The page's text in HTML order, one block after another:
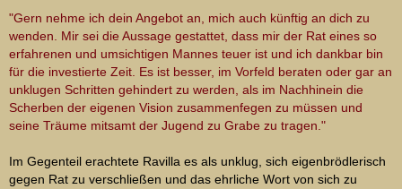
"Gern nehme ich dein Angebot an, mich auch künftig an dich zu
wenden. Mir sei die Aussage gestattet, dass mir der Rat eines so
erfahrenen und umsichtigen Mannes teuer ist und ich dankbar bin
für die investierte Zeit. Es ist besser, im Vorfeld beraten oder gar an
unklugen Schritten gehindert zu werden, als im Nachhinein die
Scherben der eigenen Vision zusammenfegen zu müssen und
seine Träume mitsamt der Jugend zu Grabe zu tragen."
Im Gegenteil erachtete Ravilla es als unklug, sich eigenbrödlerisch
gegen Rat zu verschließen und das ehrliche Wort von sich zu